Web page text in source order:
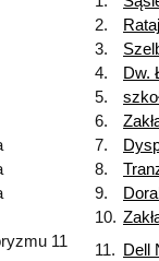
2.
3.
4.
Dw.
5.
6.
7.
8.
9.
10.
11
11. Dell